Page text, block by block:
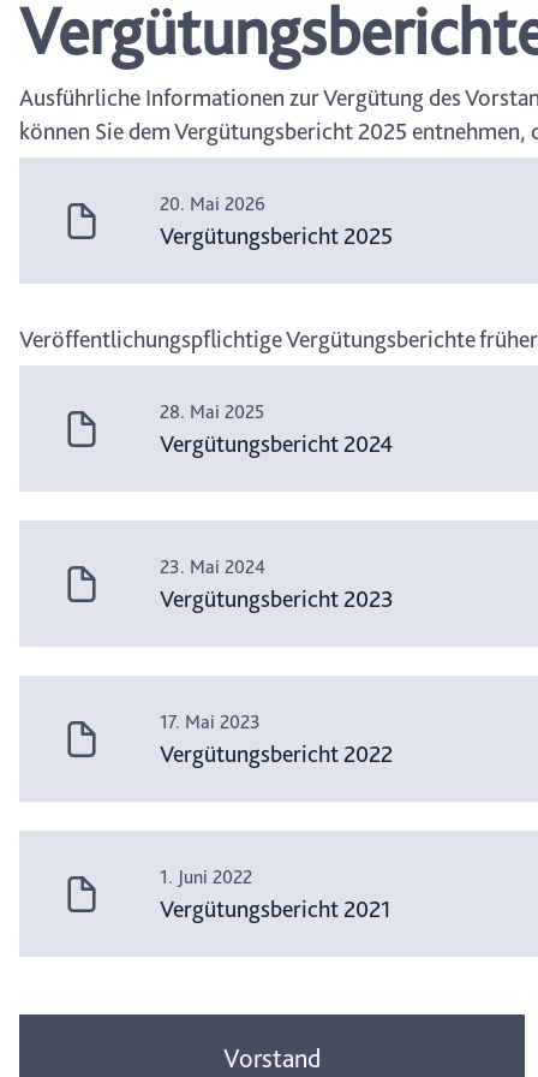
wählen, stehen Ihnen
können Ihre Einwilligung
Ausführliche Informationen zur Vergütung des
können Sie dem Vergütungsbericht 2025
20. Mai 2026
Vergütungsbericht 2025
Veröffentlichungspflichtige Vergütungsberichte
28. Mai 2025
Vergütungsbericht 2024
23. Mai 2024
Vergütungsbericht 2023
17. Mai 2023
Vergütungsbericht 2022
1. Juni 2022
Vergütungsbericht 2021
Vorstand